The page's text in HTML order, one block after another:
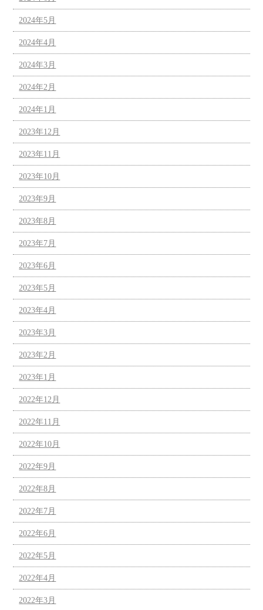
2024年5月
2024年4月
2024年3月
2024年2月
2024年1月
2023年12月
2023年11月
2023年10月
2023年9月
2023年8月
2023年7月
2023年6月
2023年5月
2023年4月
2023年3月
2023年2月
2023年1月
2022年12月
2022年11月
2022年10月
2022年9月
2022年8月
2022年7月
2022年6月
2022年5月
2022年4月
2022年3月